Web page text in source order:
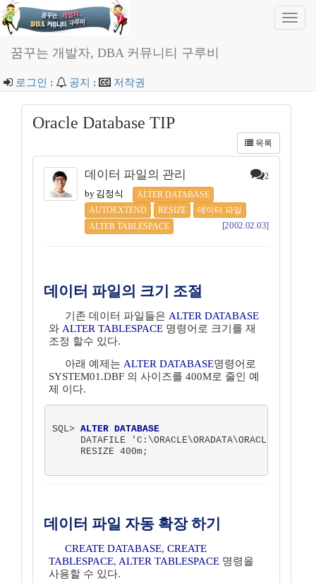
꿈꾸는 개발자, DBA 커뮤니티 구루비
로그인 : 공지 : 저작권
Oracle Database TIP
목록
데이터 파일의 관리 2
by 김정식
ALTER DATABASE
AUTOEXTEND
RESIZE
데이터 파일
ALTER TABLESPACE
[2002.02.03]
데이터 파일의 크기 조절
기존 데이터 파일들은 ALTER DATABASE
와 ALTER TABLESPACE 명령어로 크기를 재
조정 할수 있다.
아래 예제는 ALTER DATABASE명령어로
SYSTEM01.DBF 의 사이즈를 400M로 줄인 예
제 이다.
SQL> ALTER DATABASE
DATAFILE
     RESIZE 400m;
데이터 파일 자동 확장 하기
CREATE DATABASE, CREATE
TABLESPACE, ALTER TABLESPACE 명령을
사용할 수 있다.